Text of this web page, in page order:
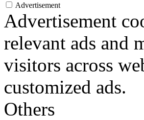
Advertisement
Advertisement
relevant ads and
visitors across
customized ads.
Others